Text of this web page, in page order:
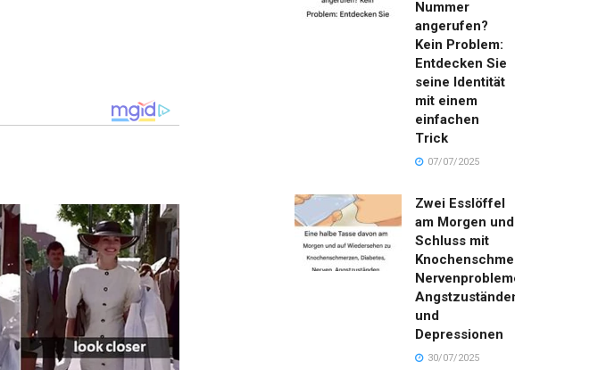
Nummer
angerufen?
Kein Problem:
Entdecken Sie
seine Identität
mit einem
einfachen
Trick
07/07/2025
Zwei Esslöffel
am Morgen und
Schluss mit
Knochenschmerzen,
Nervenproblemen,
Angstzuständen
und
Depressionen
30/07/2025